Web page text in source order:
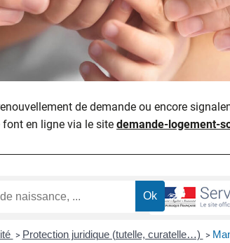
de demande ou encore
en ligne via le site demande-logement-
> Protection juridique (tutelle, curatelle…) >